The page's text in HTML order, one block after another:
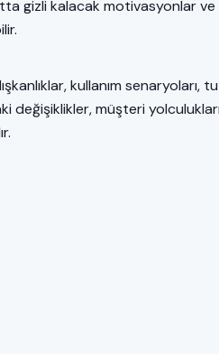
gizli kalacak motivasyonlar ve
kullanım
değişiklikler, müşteri